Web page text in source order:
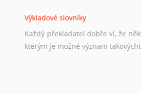
Hledáte-li
práci
stejná obecná pravidla, jako pro
Výkladové slovníky
Každý překladatel dobře ví, že
kterým je možné význam